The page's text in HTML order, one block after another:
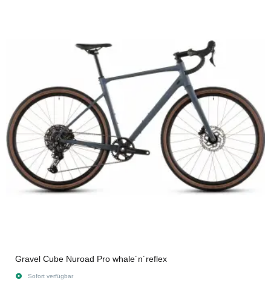
Gravel Cube Nuroad Pro whale´n´reflex
Sofort verfügbar